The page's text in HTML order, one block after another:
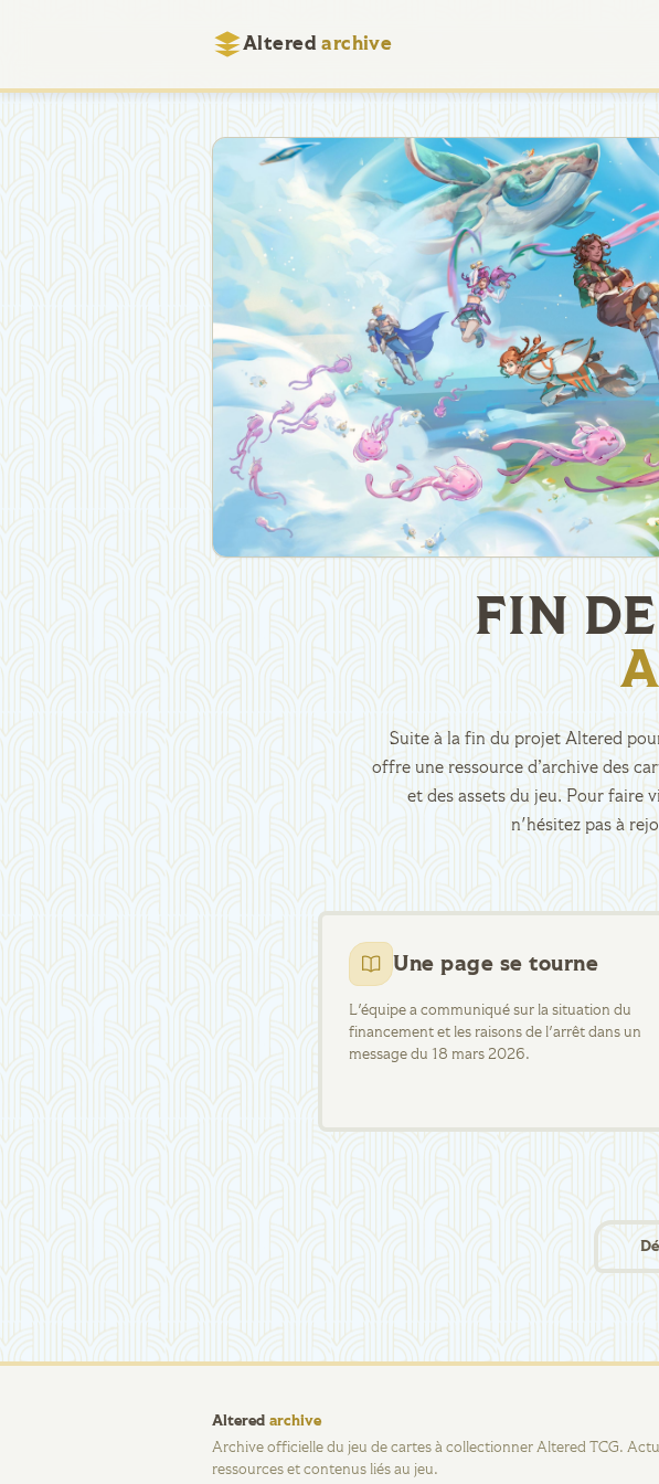
Altered archive
FIN
Suite à la fin du projet Altered
offre une ressource d’archive des
et des assets du jeu. Pour faire
n'hésitez pas à
Une page se tourne
L'équipe a communiqué sur la situation du
financement et les raisons de l'arrêt dans un
message du 18 mars 2026.
Altered archive
Archive officielle du jeu de cartes à collectionner Altered TCG.
ressources et contenus liés au jeu.